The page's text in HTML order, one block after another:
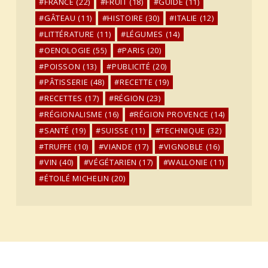
GÂTEAU (11) HISTOIRE (30) ITALIE (12)
LITTÉRATURE (11) LÉGUMES (14)
OENOLOGIE (55) PARIS (20)
POISSON (13) PUBLICITÉ (20)
PÂTISSERIE (48) RECETTE (19)
RECETTES (17) RÉGION (23)
RÉGIONALISME (16) RÉGION PROVENCE (14)
SANTÉ (19) SUISSE (11) TECHNIQUE (32)
TRUFFE (10) VIANDE (17) VIGNOBLE (16)
VIN (40) VÉGÉTARIEN (17) WALLONIE (11)
ÉTOILÉ MICHELIN (20)